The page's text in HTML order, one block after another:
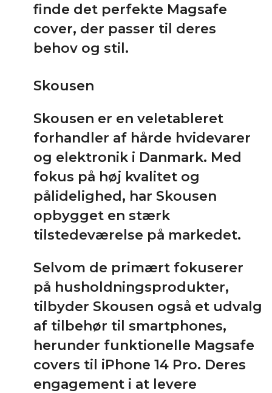
finde det perfekte Magsafe
cover, der passer til deres
behov og stil.
Skousen
Skousen er en veletableret
forhandler af hårde hvidevarer
og elektronik i Danmark. Med
fokus på høj kvalitet og
pålidelighed, har Skousen
opbygget en stærk
tilstedeværelse på markedet.
Selvom de primært fokuserer
på husholdningsprodukter,
tilbyder Skousen også et udvalg
af tilbehør til smartphones,
herunder funktionelle Magsafe
covers til iPhone 14 Pro. Deres
engagement i at levere